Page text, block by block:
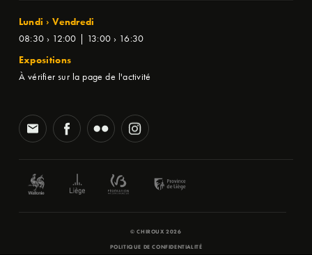
Lundi › Vendredi
08:30 › 12:00 | 13:00 › 16:30
Expositions
À vérifier sur la page de l'activité
© CHIROUX 2026
POLITIQUE DE CONFIDENTIALITÉ